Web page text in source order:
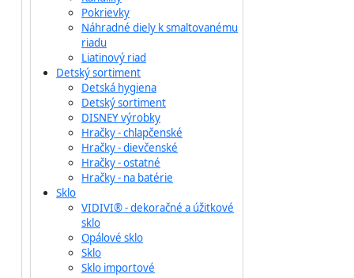
Pokrievky
Náhradné diely k smaltovanému
riadu
Liatinový riad
Detský sortiment
Detská hygiena
Detský sortiment
DISNEY výrobky
Hračky - chlapčenské
Hračky - dievčenské
Hračky - ostatné
Hračky - na batérie
Sklo
VIDIVI® - dekoračné a úžitkové
sklo
Opálové sklo
Sklo
Sklo importové